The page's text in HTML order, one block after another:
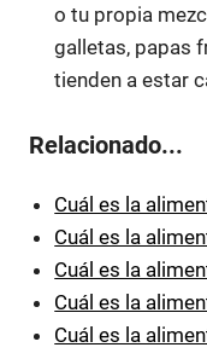
o tu propia
galletas, papas
tienden a estar
Relacionado...
Cuál es la
Cuál es la
Cuál es la
Cuál es la
Cuál es la